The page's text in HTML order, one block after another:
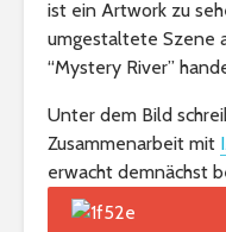
ist ein Artwork zu
umgestaltete Szene
“Mystery River”
Unter dem Bild
Zusammenarbeit mit
erwacht demnächst